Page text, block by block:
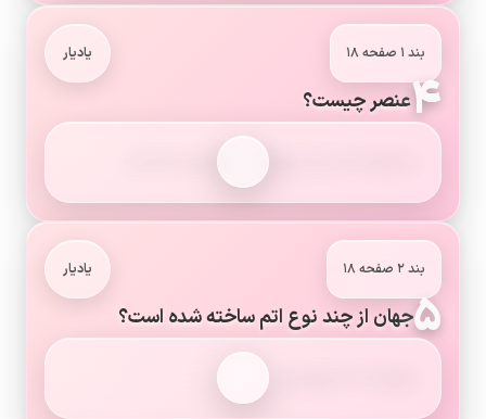
بند ۱ صفحه ۱۸ یادیار
۴عنصر چیست؟
ماده‌ای که از یک نوع اتم ساخته شده است.
بند ۲ صفحه ۱۸ یادیار
۵جهان از چند نوع اتم ساخته شده است؟